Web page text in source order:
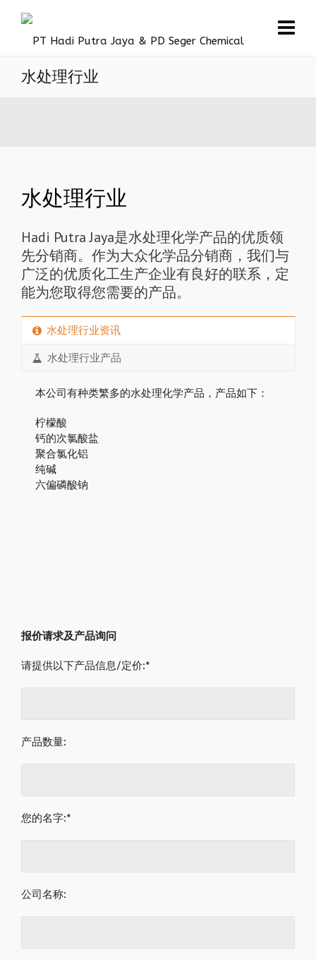
水处理行业
水处理行业
Hadi Putra Jaya是水处理化学产品的优质领
先分销商。作为大众化学品分销商，我们与
广泛的优质化工生产企业有良好的联系，定
能为您取得您需要的产品。
水处理行业资讯
水处理行业产品
本公司有种类繁多的水处理化学产品，产品如下：
柠檬酸
钙的次氯酸盐
聚合氯化铝
纯碱
六偏磷酸钠
报价请求及产品询问
请提供以下产品信息/定价:*
产品数量:
您的名字:*
公司名称: